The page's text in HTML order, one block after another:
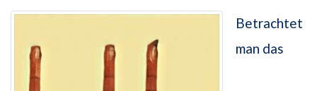
Betrachtet
man das